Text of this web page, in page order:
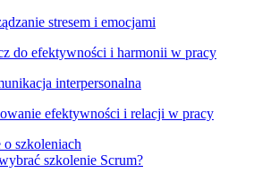
stresem i emocjami
do efektywności i harmonii w pracy
interpersonalna
efektywności i relacji w pracy
szkoleniach
szkolenie Scrum?